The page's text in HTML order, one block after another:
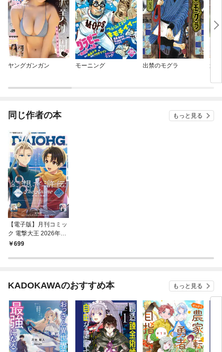
ヤングガンガン モーニング 出禁のモグラ
週
同じ作者の本 もっと見る
【電子版】月刊コミッ
ク 電撃大王 2026年9
月号増刊 コミック電撃
699
KADOKAWAのおすすめ本 もっと見る